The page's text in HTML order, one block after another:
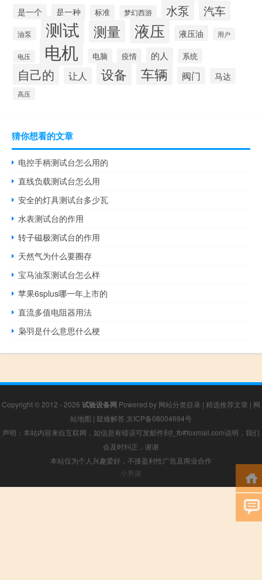
是一个 是一种 标准 梦幻西游 水泵 汽车
油泵 测试 测量 液压 液压油 用户
电压 电机 电脑 疫情 的人 系统
自己的 让人 设备 车辆 阀门 马达
高压
猜你想看的文章
电控手柄测试台怎么用的
直线负载测试台怎么用
安全的灯具测试台多少瓦
水表测试台的作用
转子磁极测试台的作用
天然气为什么要圈存
宝马油泵测试台怎么样
苹果6splus哪一年上市的
直流多值电阻器用法
枭羽是什么意思什么梗
Copyright © 2012 - 2026 试验设备网 Powered by 网站分类目录 | 精选推荐文章 | 网
站地图 | 疑难解答 京ICP备08004694号
声明：本站内容来自互联网，如信息有错误可发邮件到f_fb#foxmail.com说明，我们
会及时纠正，谢谢
本站仅为个人兴趣爱好，不接盈利性广告及商业合作
小男孩